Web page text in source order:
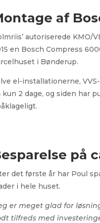
af
autoriserede KMO/
en Bosch Compress
i Bønderup.
el-installationerne,
kun 2 dage, og siden har
på
det første år har Poul
i hele huset.
er meget glad for
tilfreds med